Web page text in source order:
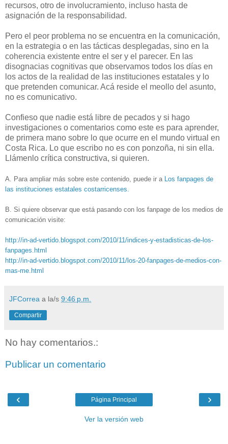
recursos, otro de involucramiento, incluso hasta de
asignación de la responsabilidad.
Pero el peor problema no se encuentra en la comunicación,
en la estrategia o en las tácticas desplegadas, sino en la
coherencia existente entre el ser y el parecer. En las
disognacias cognitivas que observamos todos los días en
los actos de la realidad de las instituciones estatales y lo
que pretenden comunicar. Acá reside el meollo del asunto,
no es comunicativo.
Confieso que nadie está libre de pecados y si hago
investigaciones o comentarios como este es para aprender,
de primera mano sobre lo que ocurre en el mundo virtual en
Costa Rica. Lo que escribo no es con ponzoña, ni sin ella.
Llámenlo crítica constructiva, si quieren.
A. Para ampliar más sobre este contenido, puede ir a
Los fanpages de
las instituciones estatales costarricenses.
B. Si quiere observar que está pasando con los fanpage de los medios de
comunicación visite:
http://in-ad-vertido.blogspot.com/2010/11/indices-y-estadisticas-de-los-
fanpages.html
http://in-ad-vertido.blogspot.com/2010/11/los-20-fanpages-de-medios-con-
mas-me.html
JFCorrea a la/s 9:46 p.m.
Compartir
No hay comentarios.:
Publicar un comentario
‹ ›
Página Principal
Ver la versión web